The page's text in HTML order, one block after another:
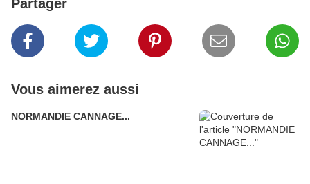
Partager
Vous aimerez aussi
NORMANDIE CANNAGE...